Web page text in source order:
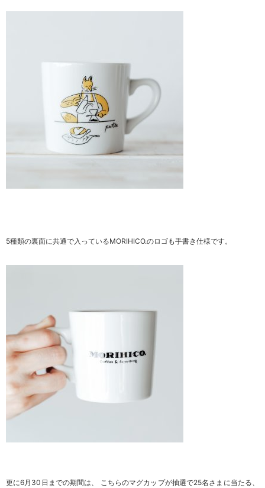
5種類の裏面に共通で入っているMORIHICO.のロゴも手書き仕様です。
更に6月30日までの期間は、 こちらのマグカップが抽選で25名さまに当たる、